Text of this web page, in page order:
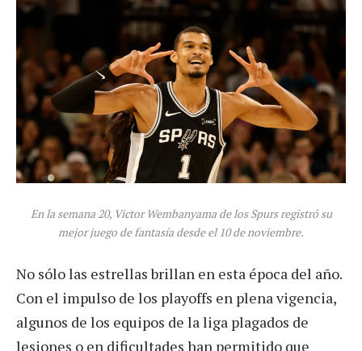
En la semana 20, Victor Wembanyama de los Spurs registró su
mejor juego de fantasía desde el 10 de noviembre.
No sólo las estrellas brillan en esta época del año.
Con el impulso de los playoffs en plena vigencia,
algunos de los equipos de la liga plagados de
lesiones o en dificultades han permitido que